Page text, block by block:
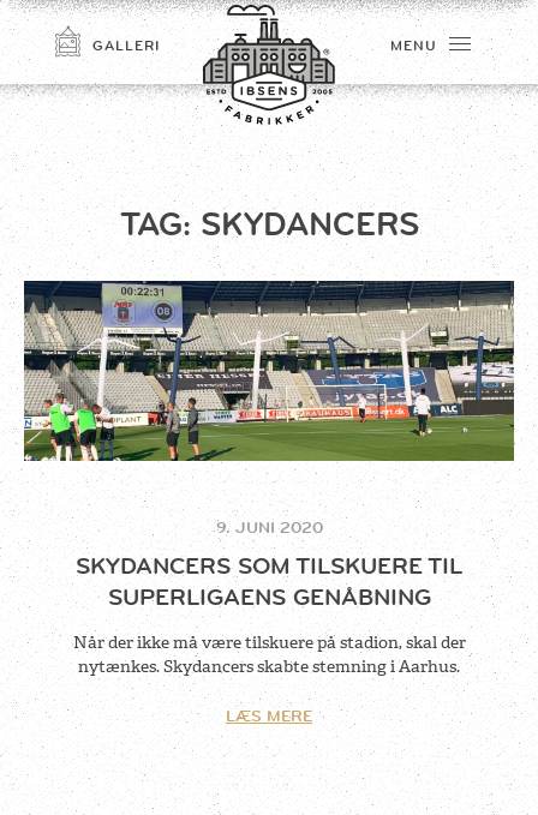
TILMELD
GALLERI MENU
TAG:SKYDANCERS
9. JUNI 2020
SKYDANCERS SOM TILSKUERE TIL
SUPERLIGAENS GENÅBNING
Når der ikke må være tilskuere på stadion, skal der
nytænkes. Skydancers skabte stemning i Aarhus.
LÆS MERE